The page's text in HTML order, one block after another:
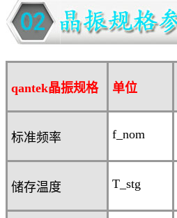
qantek晶振规格 单位
标准频率 f_nom
储存温度 T_stg